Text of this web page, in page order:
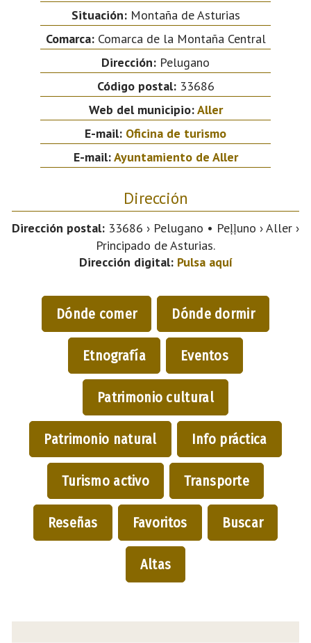
Situación:Montaña de Asturias
Comarca:Comarca de la Montaña Central
Dirección: Pelugano
Código postal:33686
Web del municipio:Aller
E-mail: Oficina de turismo
E-mail:Ayuntamiento de Aller
Dirección
Dirección postal: 33686 › Pelugano • Peḷḷuno › Aller ›
Principado de Asturias.
Dirección digital: Pulsa aquí
Dónde comer Dónde dormir
Etnografía Eventos
Patrimonio cultural
Patrimonio natural Info práctica
Turismo activo Transporte
Reseñas Favoritos Buscar
Altas